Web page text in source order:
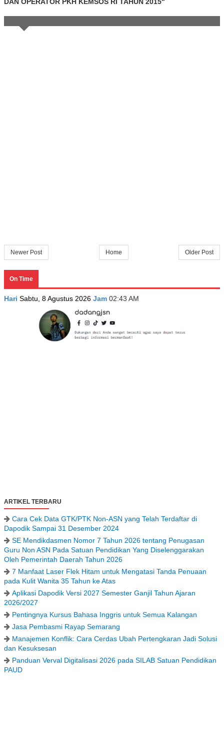
Newer Post Older Post
Home
On Time
Hari Sabtu, 8 Agustus 2026 Jam 02:43 AM
ARTIKEL TERBARU
Cara Cek Data GTK/PTK Non-ASN yang Telah Terdaftar di
Dapodik Sampai 31 Desember 2024
SE Mendikdasmen Nomor 7 Tahun 2026 tentang Penugasan
Guru Non ASN Pada Satuan Pendidikan Yang Diselenggarakan
Oleh Pemerintah Daerah Tahun 2026
7 Manfaat Laser Flek Hitam untuk Mengatasi Tanda Penuaan
pada Kulit Wanita 35 Tahun ke Atas
Aplikasi Dapodik Versi 2027 Semester Ganjil Tahun Ajaran
2026/2027
Pentingnya Kursus Bahasa Inggris untuk Semua Kalangan
Jasa Pembasmi Rayap Semarang
Manajemen Konflik: Cara Cerdas Ubah Pertengkaran Jadi Solusi
dan Kesuksesan
Panduan Verval Digitalisasi 2026 pada SILAB Satuan Pendidikan
PAUD